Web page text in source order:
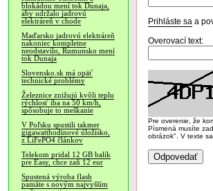
blokádou mení tok Dunaja,
aby udržalo jadrovú
elektráreň v chode
Maďarsko jadrovú elektráreň
nakoniec kompletne
neodstavilo, Rumunsko mení
tok Dunaja
Slovensko.sk má opäť
technické problémy
Železnice znižujú kvôli teplu
rýchlosť iba na 50 km/h,
spôsobuje to meškanie
V Poľsku spustili takmer
gigawatthodinové úložisko,
z LiFePO4 článkov
Telekom pridal 12 GB balík
pre Easy, chce zaň 12 eur
Spustená výroba flash
pamäte s novým najvyšším
Prihláste sa a
Overovací text:
Pre overenie, že
Písmená musíte
obrázok". V texte